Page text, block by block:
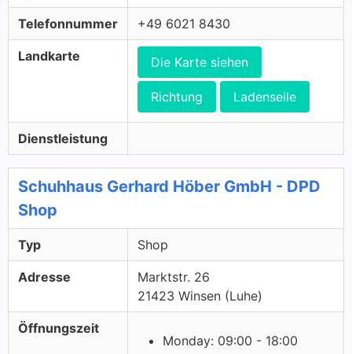
Telefonnummer +49 6021 8430
Landkarte Die Karte siehen
Richtung Ladenseile
Dienstleistung
Schuhhaus Gerhard Höber GmbH - DPD
Shop
Typ Shop
Adresse
Marktstr. 26
21423 Winsen (Luhe)
Öffnungszeit
Monday: 09:00 - 18:00